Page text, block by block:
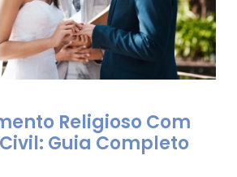
Religioso Com
Guia Completo